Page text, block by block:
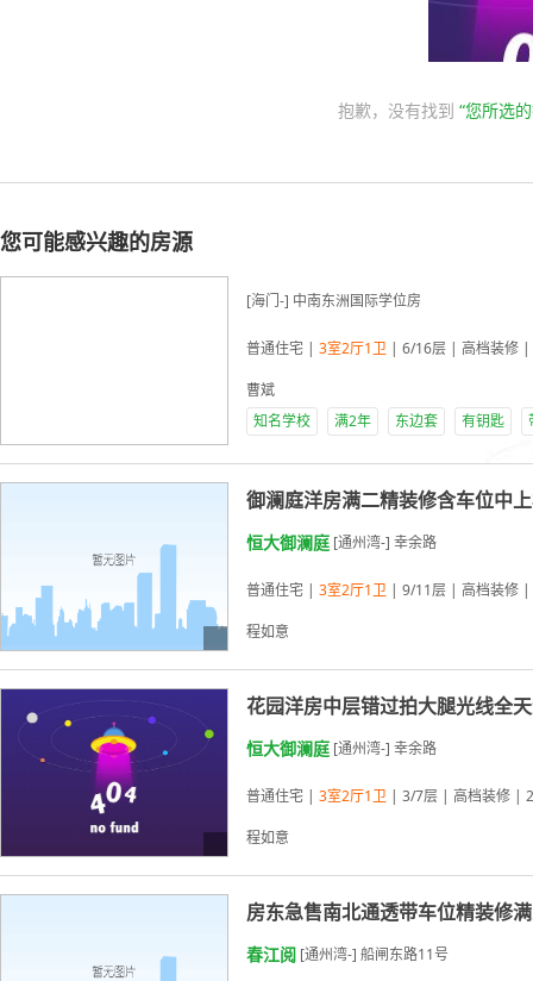
抱歉，没有找到 “您所选
您可能感兴趣的房源
[海门-] 中南东洲国际学位房
普通住宅 | 3室2厅1卫 | 6/16层 | 高档装修
曹斌
知名学校 满2年 东边套 有钥匙
御澜庭洋房满二精装修含车位中
恒大御澜庭 [通州湾-] 幸余路
普通住宅 | 3室2厅1卫 | 9/11层 | 高档装修
程如意
花园洋房中层错过拍大腿光线全
恒大御澜庭 [通州湾-] 幸余路
普通住宅 | 3室2厅1卫 | 3/7层 | 高档装修 |
程如意
房东急售南北通透带车位精装修
春江阅 [通州湾-] 船闸东路11号